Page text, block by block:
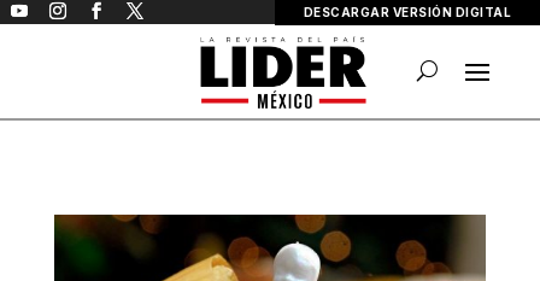
DESCARGAR VERSIÓN DIGITAL